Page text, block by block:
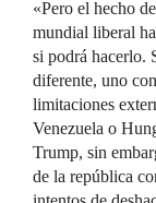
«Pero el hecho
mundial liberal
si podrá hacerlo.
diferente, uno
limitaciones
Venezuela o
Trump, sin
de la república